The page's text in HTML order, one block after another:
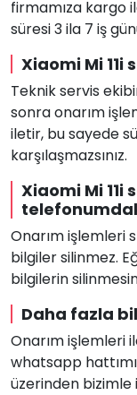
firmamıza kargo
süresi 3 ila 7 iş
Xiaomi Mi 11i
Teknik servis
sonra onarım
iletir, bu sayede
karşılaşmazsınız.
Xiaomi Mi 11i
Onarım işlemleri
bilgiler silinmez.
bilgilerin
Daha fazla
Onarım işlemleri
whatsapp
üzerinden